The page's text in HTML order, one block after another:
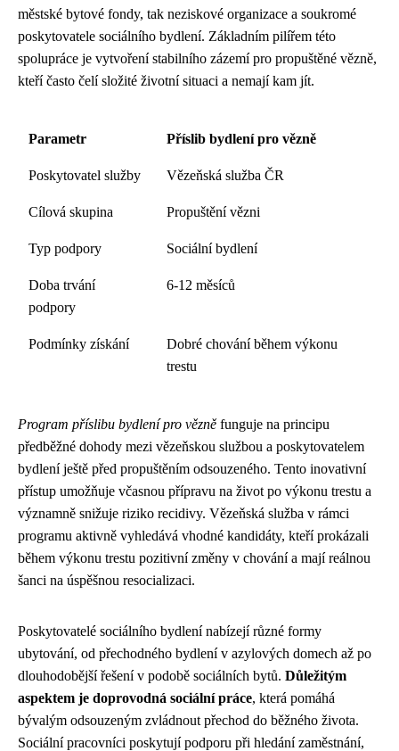
městské bytové fondy, tak neziskové organizace a soukromé
poskytovatele sociálního bydlení. Základním pilířem této
spolupráce je vytvoření stabilního zázemí pro propuštěné vězně,
kteří často čelí složité životní situaci a nemají kam jít.
Parametr Příslib bydlení pro vězně
Poskytovatel služby Vězeňská služba ČR
Cílová skupina Propuštění vězni
Typ podpory Sociální bydlení
Doba trvání
podpory
6-12 měsíců
Podmínky získání
Dobré chování během výkonu
trestu
Program příslibu bydlení pro vězně funguje na principu
předběžné dohody mezi vězeňskou službou a poskytovatelem
bydlení ještě před propuštěním odsouzeného. Tento inovativní
přístup umožňuje včasnou přípravu na život po výkonu trestu a
významně snižuje riziko recidivy. Vězeňská služba v rámci
programu aktivně vyhledává vhodné kandidáty, kteří prokázali
během výkonu trestu pozitivní změny v chování a mají reálnou
šanci na úspěšnou resocializaci.
Poskytovatelé sociálního bydlení nabízejí různé formy
ubytování, od přechodného bydlení v azylových domech až po
dlouhodobější řešení v podobě sociálních bytů. Důležitým
aspektem je doprovodná sociální práce, která pomáhá
bývalým odsouzeným zvládnout přechod do běžného života.
Sociální pracovníci poskytují podporu při hledání zaměstnání,